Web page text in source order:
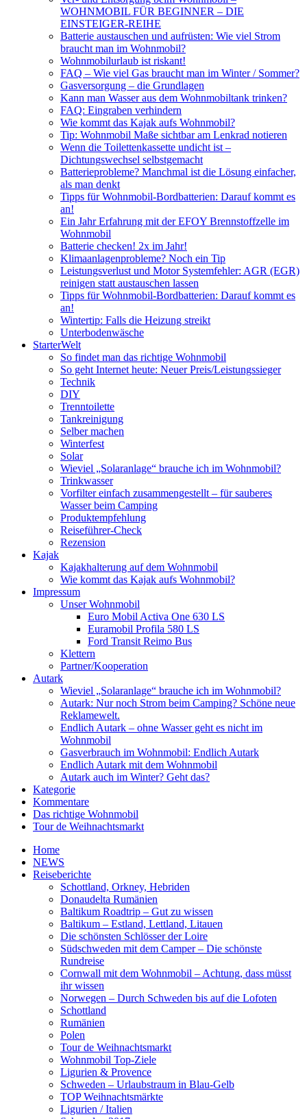
WOHNMOBIL FÜR BEGINNER – DIE
EINSTEIGER-REIHE
Batterie austauschen und aufrüsten: Wie viel Strom
braucht man im Wohnmobil?
Wohnmobilurlaub ist riskant!
FAQ – Wie viel Gas braucht man im Winter / Sommer?
Gasversorgung – die Grundlagen
Kann man Wasser aus dem Wohnmobiltank trinken?
FAQ: Eingraben verhindern
Wie kommt das Kajak aufs Wohnmobil?
Tip: Wohnmobil Maße sichtbar am Lenkrad notieren
Wenn die Toilettenkassette undicht ist –
Dichtungswechsel selbstgemacht
Batterieprobleme? Manchmal ist die Lösung einfacher,
als man denkt
Tipps für Wohnmobil-Bordbatterien: Darauf kommt es
an!
Ein Jahr Erfahrung mit der EFOY Brennstoffzelle im
Wohnmobil
Batterie checken! 2x im Jahr!
Klimaanlagenprobleme? Noch ein Tip
Leistungsverlust und Motor Systemfehler: AGR (EGR)
reinigen statt austauschen lassen
Tipps für Wohnmobil-Bordbatterien: Darauf kommt es
an!
Wintertip: Falls die Heizung streikt
Unterbodenwäsche
StarterWelt
So findet man das richtige Wohnmobil
So geht Internet heute: Neuer Preis/Leistungssieger
Technik
DIY
Trenntoilette
Tankreinigung
Selber machen
Winterfest
Solar
Wieviel „Solaranlage“ brauche ich im Wohnmobil?
Trinkwasser
Vorfilter einfach zusammengestellt – für sauberes
Wasser beim Camping
Produktempfehlung
Reiseführer-Check
Rezension
Kajak
Kajakhalterung auf dem Wohnmobil
Wie kommt das Kajak aufs Wohnmobil?
Impressum
Unser Wohnmobil
Euro Mobil Activa One 630 LS
Euramobil Profila 580 LS
Ford Transit Reimo Bus
Klettern
Partner/Kooperation
Autark
Wieviel „Solaranlage“ brauche ich im Wohnmobil?
Autark: Nur noch Strom beim Camping? Schöne neue
Reklamewelt.
Endlich Autark – ohne Wasser geht es nicht im
Wohnmobil
Gasverbrauch im Wohnmobil: Endlich Autark
Endlich Autark mit dem Wohnmobil
Autark auch im Winter? Geht das?
Kategorie
Kommentare
Das richtige Wohnmobil
Tour de Weihnachtsmarkt
Home
NEWS
Reiseberichte
Schottland, Orkney, Hebriden
Donaudelta Rumänien
Baltikum Roadtrip – Gut zu wissen
Baltikum – Estland, Lettland, Litauen
Die schönsten Schlösser der Loire
Südschweden mit dem Camper – Die schönste
Rundreise
Cornwall mit dem Wohnmobil – Achtung, dass müsst
ihr wissen
Norwegen – Durch Schweden bis auf die Lofoten
Schottland
Rumänien
Polen
Tour de Weihnachtsmarkt
Wohnmobil Top-Ziele
Ligurien & Provence
Schweden – Urlaubstraum in Blau-Gelb
TOP Weihnachtsmärkte
Ligurien / Italien